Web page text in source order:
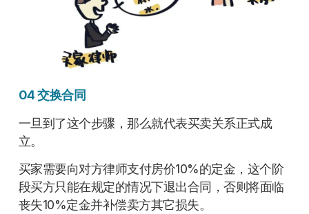
04 交换合同
一旦到了这个步骤，那么就代表买卖关系正式成
立。
买家需要向对方律师支付房价10%的定金，这个阶
段买方只能在规定的情况下退出合同，否则将面临
丧失10%定金并补偿卖方其它损失。